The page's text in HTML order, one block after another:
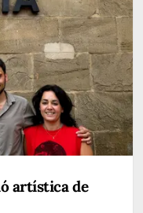
artística de